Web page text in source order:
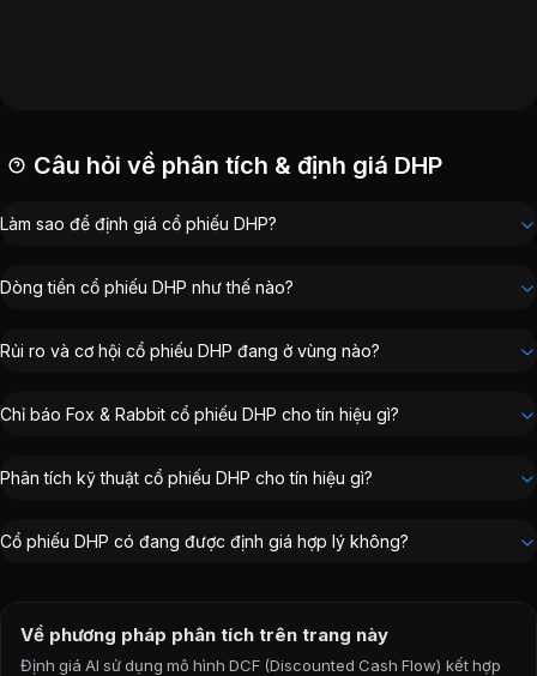
Câu hỏi về phân tích & định giá DHP
Làm sao để định giá cổ phiếu DHP?
Dòng tiền cổ phiếu DHP như thế nào?
Rủi ro và cơ hội cổ phiếu DHP đang ở vùng nào?
Chỉ báo Fox & Rabbit cổ phiếu DHP cho tín hiệu gì?
Phân tích kỹ thuật cổ phiếu DHP cho tín hiệu gì?
Cổ phiếu DHP có đang được định giá hợp lý không?
Về phương pháp phân tích trên trang này
Định giá AI sử dụng mô hình DCF (Discounted Cash Flow) kết hợp